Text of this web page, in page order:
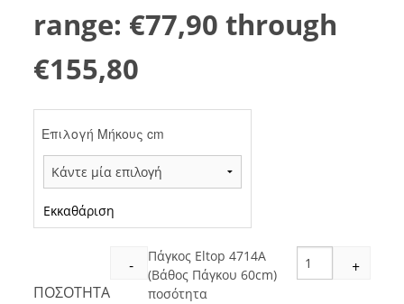
range: €77,90 through
€155,80
Επιλογή Μήκους cm
Εκκαθάριση
ΠΟΣΟΤΗΤΑ
-
Πάγκος Eltop 4714A
(Βάθος Πάγκου 60cm)
ποσότητα
+